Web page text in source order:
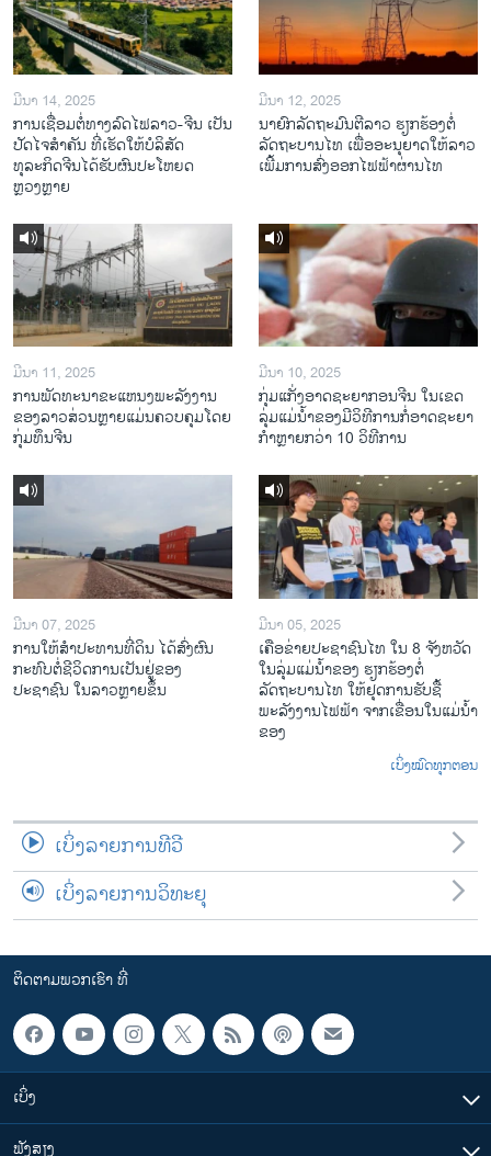
ພາສາຕ່າງໆ
ມີນາ 14, 2025
ການເຊື່ອມຕໍ່ທາງລົດໄຟລາວ-ຈີນ ເປັນ
ປັດໄຈສໍາຄັນ ທີ່ເຮັດໃຫ້ບໍລິສັດ
ທຸລະກິດຈີນໄດ້ຮັບຜົນປະໂຫຍດ
ຫຼວງຫຼາຍ
ມີນາ 12, 2025
ນາຍົກລັດຖະມົນຕີລາວ ຮຽກຮ້ອງຕໍ່
ລັດຖະບານໄທ ເພື່ອອະນຸຍາດໃຫ້ລາວ
ເພີ້ມການສົ່ງອອກໄຟຟ້າຜ່ານໄທ
ມີນາ 11, 2025
ການພັດທະນາຂະແຫນງພະລັງງານ
ຂອງລາວສ່ວນຫຼາຍແມ່ນຄວບຄຸມໂດຍ
ກຸ່ມທຶນຈີນ
ມີນາ 10, 2025
ກຸ່ມແກັ່ງອາດຊະຍາກອນຈີນ ໃນເຂດ
ລຸ່ມແມ່ນໍ້າຂອງມີວິທີການກໍ່ອາດຊະຍາ
ກຳຫຼາຍກວ່າ 10 ວິທີການ
ມີນາ 07, 2025
ການໃຫ້ສໍາປະທານທີ່ດິນ ໄດ້ສົ່ງຜົນ
ກະທົບຕໍ່ຊີວິດການເປັນຢູ່ຂອງ
ປະຊາຊົນ ໃນລາວຫຼາຍຂຶ້ນ
ມີນາ 05, 2025
ເຄືອ​ຂ່າຍ​ປະຊາຊົນໄທ​ ໃນ 8 ຈັງຫວັດ
ໃນ​ລຸ່ມ​ແມ່​ນ້ຳ​ຂອງ ຮຽກຮ້ອງຕໍ່
ລັດຖະບານໄທ ໃຫ້ຢຸດການຮັບຊື້
ພະລັງງານໄຟຟ້າ ຈາກເຂື່ອນໃນແມ່ນ້ຳ
ຂອງ
ເບິ່ງໝົດທຸກຕອນ
ເບິ່ງລາຍການທີວີ
ເບິ່ງລາຍການວິທະຍຸ
ຕິດຕາມພວກເຮົາ ທີ່
ເບິ່ງ
ຟັງສຽງ